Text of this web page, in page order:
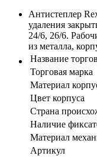
Антистеплер
удаления
24/6, 26/6.
из металла,
Название
Торговая марка
Материал
Цвет корпуса
Страна
Наличие
Материал
Артикул